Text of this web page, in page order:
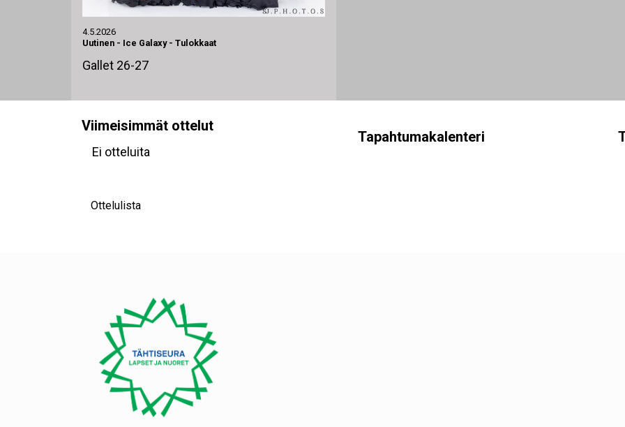
4.5.2026
Uutinen - Ice Galaxy - Tulokkaat
Gallet 26-27
Viimeisimmät ottelut
Ei otteluita
Ottelulista
Tapahtumakalenteri